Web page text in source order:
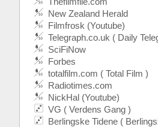
New Zealand Herald
Filmfrosk (Youtube)
Telegraph.co.uk ( Daily
SciFiNow
Forbes
totalfilm.com ( Total Film )
Radiotimes.com
NickHal (Youtube)
VG ( Verdens Gang )
Berlingske Tidene (